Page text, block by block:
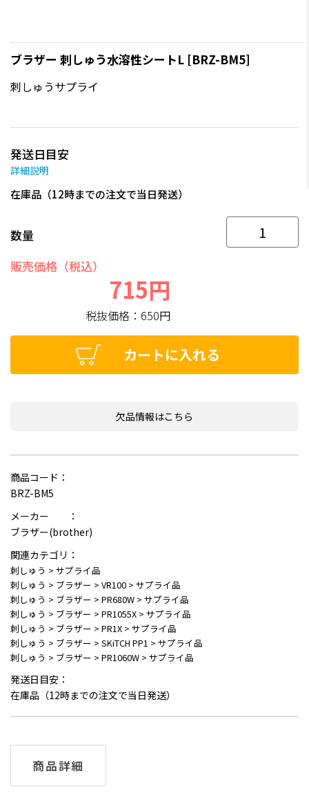
ブラザー 刺しゅう水溶性シートL [BRZ-BM5]
刺しゅうサプライ
発送日目安
詳細説明
在庫品（12時までの注文で当日発送）
数量
販売価格（税込）
715円
税抜価格： 650円
カートに入れる
欠品情報はこちら
商品コード：
BRZ-BM5
メーカー ：
ブラザー(brother)
関連カテゴリ：
刺しゅう > サプライ品
刺しゅう > ブラザー > VR100 > サプライ品
刺しゅう > ブラザー > PR680W > サプライ品
刺しゅう > ブラザー > PR1055X > サプライ品
刺しゅう > ブラザー > PR1X > サプライ品
刺しゅう > ブラザー > SKiTCH PP1 > サプライ品
刺しゅう > ブラザー > PR1060W > サプライ品
発送日目安：
在庫品（12時までの注文で当日発送）
商品詳細